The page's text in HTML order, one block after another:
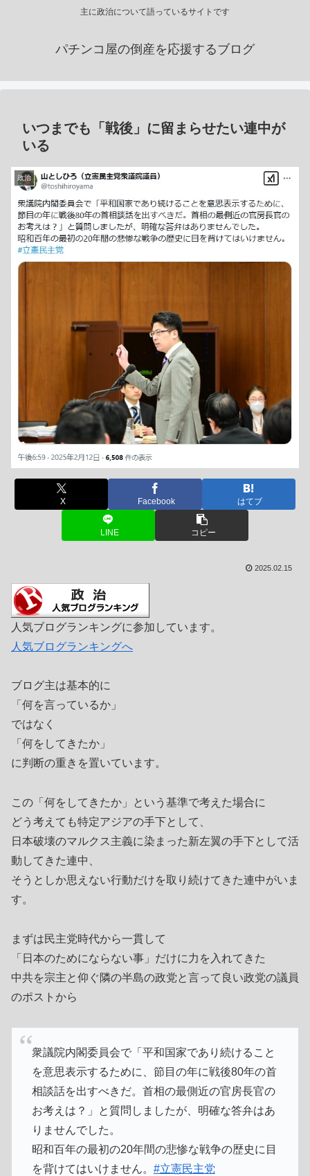
主に政治について語っているサイトです
パチンコ屋の倒産を応援するブログ
いつまでも「戦後」に留まらせたい連中が
いる
政治
X Facebook はてブ
LINE コピー
2025.02.15
人気ブログランキングに参加しています。
人気ブログランキングへ
ブログ主は基本的に
「何を言っているか」
ではなく
「何をしてきたか」
に判断の重きを置いています。
この「何をしてきたか」という基準で考えた場合に
どう考えても特定アジアの手下として、
日本破壊のマルクス主義に染まった新左翼の手下として活
動してきた連中、
そうとしか思えない行動だけを取り続けてきた連中がいま
す。
まずは民主党時代から一貫して
「日本のためにならない事」だけに力を入れてきた
中共を宗主と仰ぐ隣の半島の政党と言って良い政党の議員
のポストから
衆議院内閣委員会で「平和国家であり続けること
を意思表示するために、節目の年に戦後80年の首
相談話を出すべきだ。首相の最側近の官房長官の
お考えは？」と質問しましたが、明確な答弁はあ
りませんでした。
昭和百年の最初の20年間の悲惨な戦争の歴史に目
を背けてはいけません。 #立憲民主党